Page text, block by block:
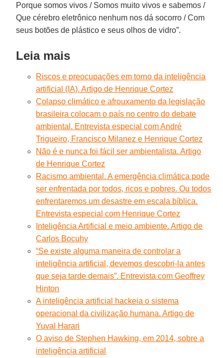
Porque somos vivos / Somos muito vivos e sabemos /
Que cérebro eletrônico nenhum nos dá socorro / Com
seus botões de plástico e seus olhos de vidro”.
Leia mais
Riscos e preocupações em torno da inteligência
artificial (IA). Artigo de Henrique Cortez
Colapso climático e afrouxamento da legislação
brasileira colocam o país no centro do debate
ambiental. Entrevista especial com André
Trigueiro, Francisco Milanez e Henrique Cortez
Não é e nunca foi fácil ser ambientalista. Artigo
de Henrique Cortez
Racismo ambiental. A emergência climática pode
ser enfrentada por todos, ricos e pobres. Ou todos
enfrentaremos um desastre em escala bíblica.
Entrevista especial com Henrique Cortez
Inteligência Artificial e meio ambiente. Artigo de
Carlos Bocuhy
“Se existe alguma maneira de controlar a
inteligência artificial, devemos descobri-la antes
que seja tarde demais”. Entrevista com Geoffrey
Hinton
A inteligência artificial hackeia o sistema
operacional da civilização humana. Artigo de
Yuval Harari
O aviso de Stephen Hawking, em 2014, sobre a
inteligência artificial